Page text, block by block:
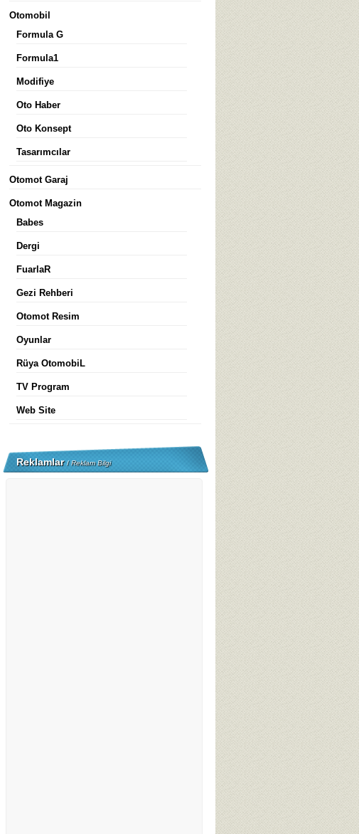
Otomobil
Formula G
Formula1
Modifiye
Oto Haber
Oto Konsept
Tasarımcılar
Otomot Garaj
Otomot Magazin
Babes
Dergi
FuarlaR
Gezi Rehberi
Otomot Resim
Oyunlar
Rüya OtomobiL
TV Program
Web Site
Reklamlar/Reklam Bilgi